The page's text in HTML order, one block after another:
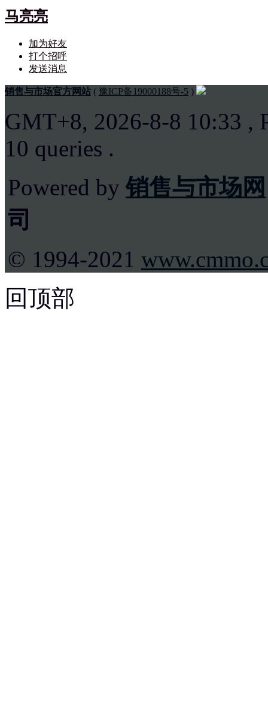
马亮亮
加为好友
打个招呼
发送消息
销售与市场官方网站 ( 豫ICP备19000188号-5 )
GMT+8, 2026-8-8 10:33 ,
10 queries .
Powered by销售与市场网
司
© 1994-2021
回顶部